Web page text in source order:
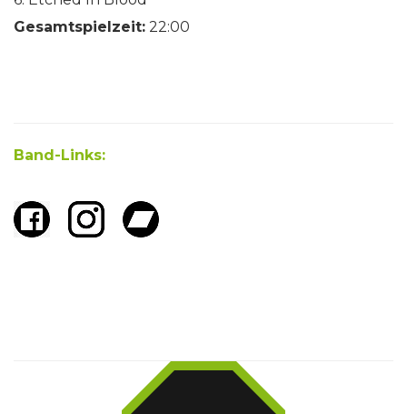
Gesamtspielzeit: 22:00
Band-Links: